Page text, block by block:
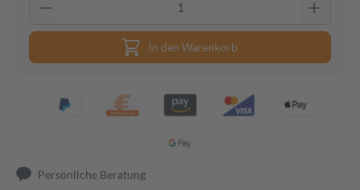
In den Warenkorb
Persönliche Beratung